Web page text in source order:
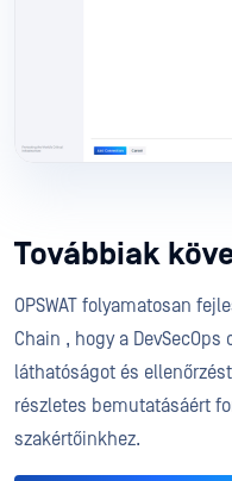
Továbbiak
OPSWAT folyamatosan
Chain , hogy a
láthatóságot és
részletes bemutatásáért
szakértőinkhez.